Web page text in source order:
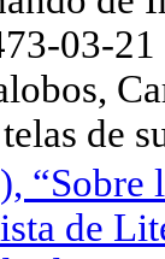
03-21
de
“Sobre
de